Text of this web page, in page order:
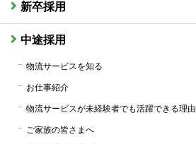
新卒採用
中途採用
物流サービスを知る
お仕事紹介
物流サービスが未経験者でも活躍できる理由
ご家族の皆さまへ